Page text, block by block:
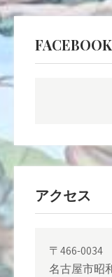
アクセス
〒466-0034
名古屋市昭